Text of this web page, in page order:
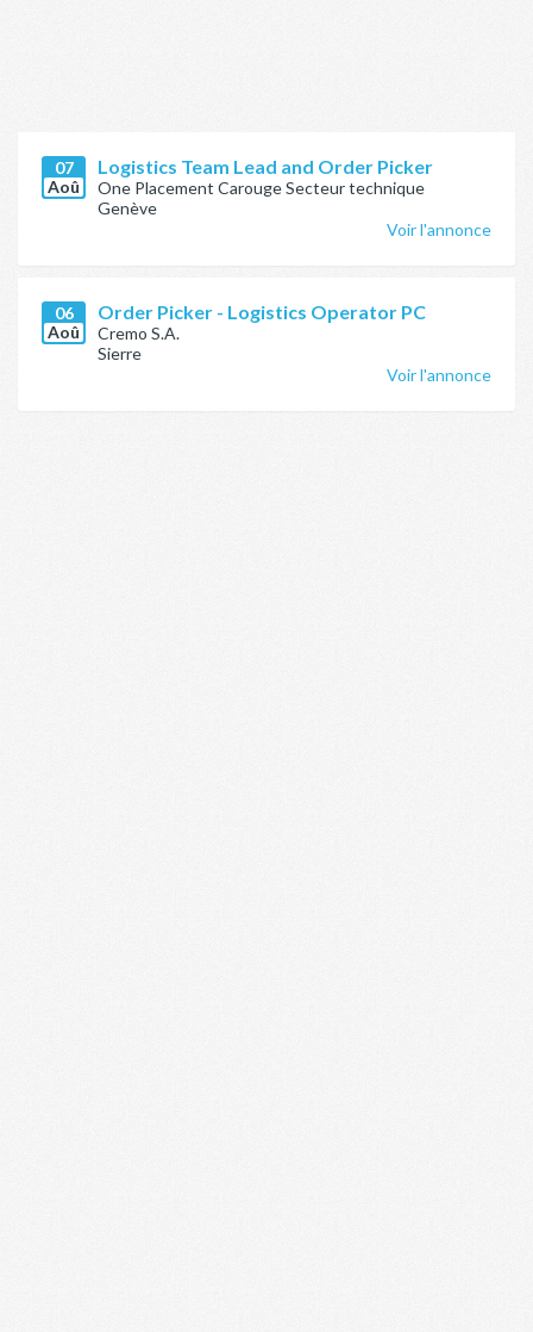
07
Aoû
Logistics Team Lead and Order Picker
One Placement Carouge Secteur technique
Genève
Voir l'annonce
06
Aoû
Order Picker - Logistics Operator PC
Cremo S.A.
Sierre
Voir l'annonce